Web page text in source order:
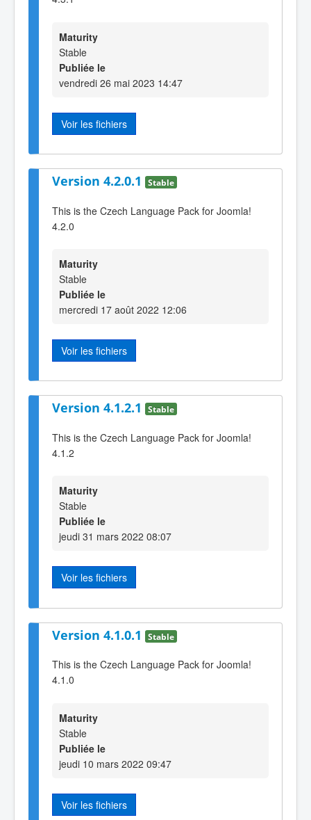
Maturity
Stable
Publiée le
vendredi 26 mai 2023 14:47
Voir les fichiers
Version 4.2.0.1 Stable
This is the Czech Language Pack for Joomla!
4.2.0
Maturity
Stable
Publiée le
mercredi 17 août 2022 12:06
Voir les fichiers
Version 4.1.2.1 Stable
This is the Czech Language Pack for Joomla!
4.1.2
Maturity
Stable
Publiée le
jeudi 31 mars 2022 08:07
Voir les fichiers
Version 4.1.0.1 Stable
This is the Czech Language Pack for Joomla!
4.1.0
Maturity
Stable
Publiée le
jeudi 10 mars 2022 09:47
Voir les fichiers